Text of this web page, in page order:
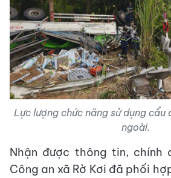
Lực lượng chức năng sử dụng cẩu
ngoài.
Nhận được thông tin, chính
Công an xã Rờ Kơi đã phối